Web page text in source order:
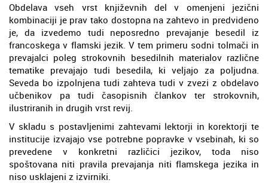
Obdelava vseh vrst književnih del v omenjeni jezični
kombinaciji je prav tako dostopna na zahtevo in predvideno
je, da izvedemo tudi neposredno prevajanje besedil iz
francoskega v flamski jezik. V tem primeru sodni tolmači in
prevajalci poleg strokovnih besedilnih materialov različne
tematike prevajajo tudi besedila, ki veljajo za poljudna.
Seveda bo izpolnjena tudi zahteva tudi v zvezi z obdelavo
učbenikov pa tudi časopisnih člankov ter strokovnih,
ilustriranih in drugih vrst revij.
V skladu s postavljenimi zahtevami lektorji in korektorji te
institucije izvajajo vse potrebne popravke v vsebinah, ki so
prevedene v konkretni različici jezikov, toda niso
spoštovana niti pravila prevajanja niti flamskega jezika in
niso usklajeni z izvirniki.